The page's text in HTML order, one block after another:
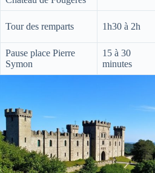
Tour des remparts 1h30 à 2h
Pause place Pierre
Symon
15 à 30
minutes